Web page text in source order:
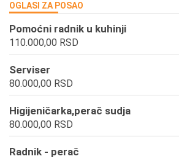
OGLASI ZA POSAO
Pomoćni radnik u kuhinji
110.000,00 RSD
Serviser
80.000,00 RSD
Higijeničarka,perač sudja
80.000,00 RSD
Radnik - perač